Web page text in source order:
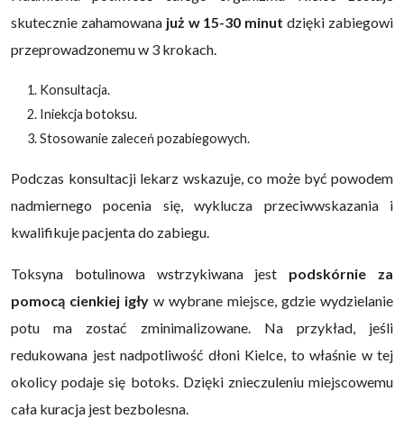
skutecznie zahamowanajuż w 15-30 minutdzięki zabiegowi
przeprowadzonemu w 3 krokach.
Konsultacja.
Iniekcja botoksu.
Stosowanie zaleceń pozabiegowych.
Podczas konsultacji lekarz wskazuje, co może być powodem
nadmiernego pocenia się, wyklucza przeciwwskazania i
kwalifikuje pacjenta do zabiegu.
Toksyna botulinowa wstrzykiwana jest podskórnie za
pomocą cienkiej igły w wybrane miejsce, gdzie wydzielanie
potu ma zostać zminimalizowane. Na przykład, jeśli
redukowana jest nadpotliwość dłoni Kielce, to właśnie w tej
okolicy podaje się botoks. Dzięki znieczuleniu miejscowemu
cała kuracja jest bezbolesna.